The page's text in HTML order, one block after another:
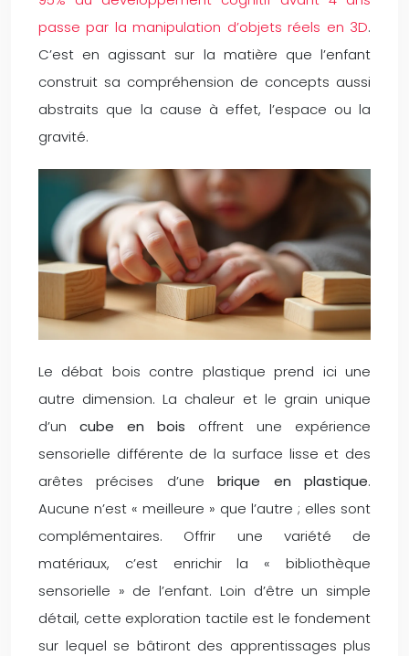
passe par la manipulation d’objets réels en 3D.
C’est en agissant sur la matière que l’enfant
construit sa compréhension de concepts aussi
abstraits que la cause à effet, l’espace ou la
gravité.
Le débat bois contre plastique prend ici une
autre dimension. La chaleur et le grain unique
d’un cube en bois offrent une expérience
sensorielle différente de la surface lisse et des
arêtes précises d’unebrique en plastique.
Aucune n’est « meilleure » que l’autre ; elles sont
complémentaires. Offrir une variété de
matériaux, c’est enrichir la « bibliothèque
sensorielle » de l’enfant. Loin d’être un simple
détail, cette exploration tactile est le fondement
sur lequel se bâtiront des apprentissages plus